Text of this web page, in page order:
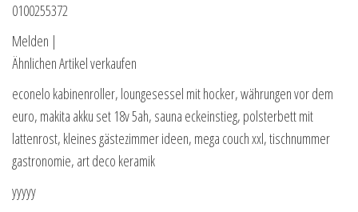
0100255372
Melden |
Ähnlichen Artikel verkaufen
econelo kabinenroller, loungesessel mit hocker, währungen vor dem
euro, makita akku set 18v 5ah, sauna eckeinstieg, polsterbett mit
lattenrost, kleines gästezimmer ideen, mega couch xxl, tischnummer
gastronomie, art deco keramik
yyyyy